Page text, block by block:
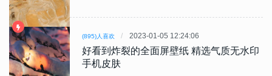
(895)人喜欢 2023-01-05 12:24:06
好看到炸裂的全面屏壁纸 精选气质无水印
手机皮肤